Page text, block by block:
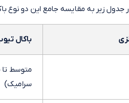
زیر به مقایسه جامع این دو نوع
باکال
متوسط تا
سرامیک)